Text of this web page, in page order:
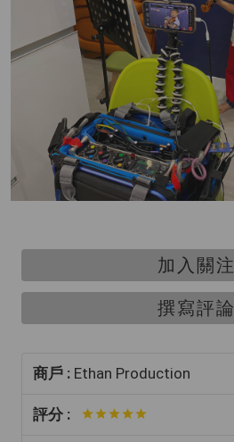
加入關注
撰寫評論
商戶 : Ethan Production
評分 :